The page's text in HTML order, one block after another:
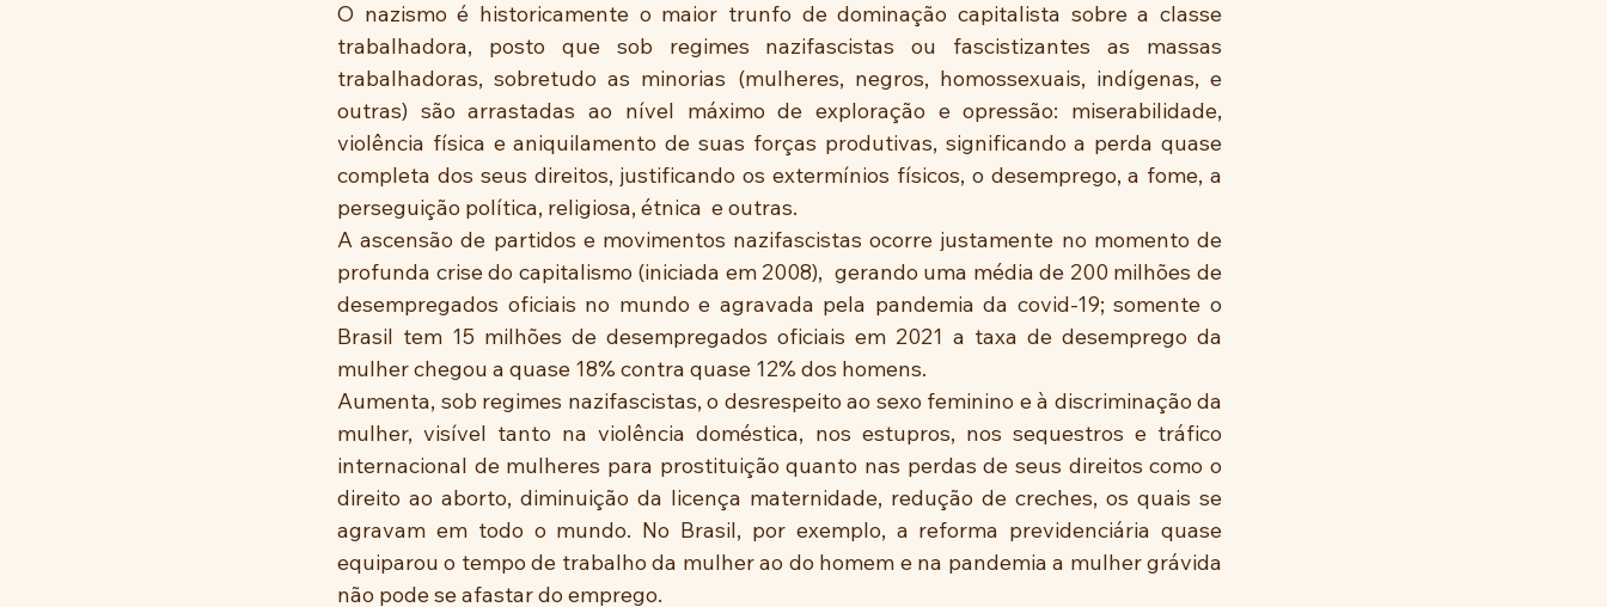
O nazismo é historicamente o maior trunfo de dominação capitalista sobre a classe
trabalhadora, posto que sob regimes nazifascistas ou fascistizantes as massas
trabalhadoras, sobretudo as minorias (mulheres, negros, homossexuais, indígenas, e
outras) são arrastadas ao nível máximo de exploração e opressão: miserabilidade,
violência física e aniquilamento de suas forças produtivas, significando a perda quase
completa dos seus direitos, justificando os extermínios físicos, o desemprego, a fome, a
perseguição política, religiosa, étnica  e outras.
A ascensão de partidos e movimentos nazifascistas ocorre justamente no momento de
profunda crise do capitalismo (iniciada em 2008),  gerando uma média de 200 milhões de
desempregados oficiais no mundo e agravada pela pandemia da covid-19; somente o
Brasil tem 15 milhões de desempregados oficiais em 2021 a taxa de desemprego da
mulher chegou a quase 18% contra quase 12% dos homens.
Aumenta, sob regimes nazifascistas, o desrespeito ao sexo feminino e à discriminação da
mulher, visível tanto na violência doméstica, nos estupros, nos sequestros e tráfico
internacional de mulheres para prostituição quanto nas perdas de seus direitos como o
direito ao aborto, diminuição da licença maternidade, redução de creches, os quais se
agravam em todo o mundo. No Brasil, por exemplo, a reforma previdenciária quase
equiparou o tempo de trabalho da mulher ao do homem e na pandemia a mulher grávida
não pode se afastar do emprego.